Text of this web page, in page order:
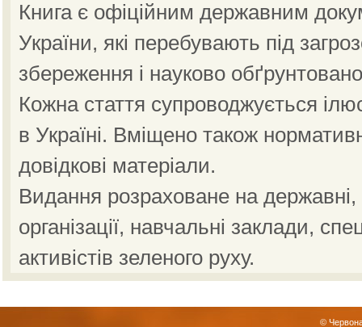
Книга є офіційним державним
України, які перебувають під
збереження і науково
Кожна стаття супроводжується
в Україні. Вміщено також
довідкові матеріали.
Видання розраховане на державні,
організації, навчальні заклади,
активістів зеленого руху.
©